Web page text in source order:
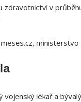
zdravotnictví v
vojenský lékař a